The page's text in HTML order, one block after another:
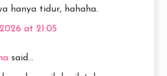
hanya tidur, hahaha.
at 21:05
said...